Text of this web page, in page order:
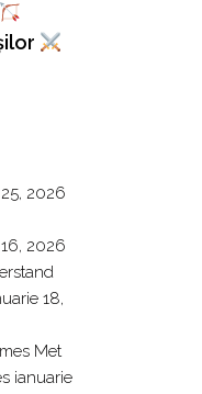
2026
2026
18,
Met
ianuarie